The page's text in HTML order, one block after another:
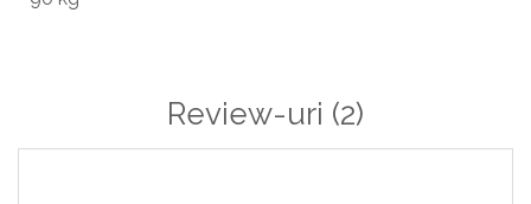
Review-uri (2)